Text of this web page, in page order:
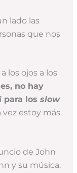
lado las
que nos
los ojos a los
no hay
para los slow
vez estoy más
de John
y su música.